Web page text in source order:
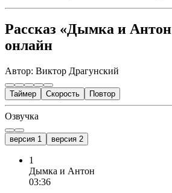
Рассказ «Дымка и
онлайн
Автор: Виктор Драгунский
Таймер Скорость Повтор
Озвучка
версия 1 версия 2
1
Дымка и Антон
03:36